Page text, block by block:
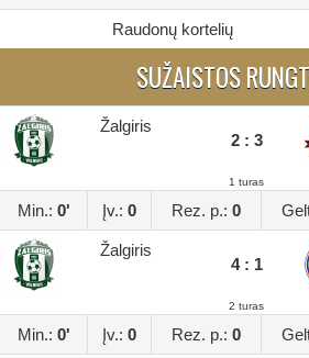
Raudonų kortelių
SUŽAISTOS
Žalgiris
2 : 3
1 turas
Min.: 0' Įv.: 0 Rez. p.: 0
Žalgiris
4 : 1
2 turas
Min.: 0' Įv.: 0 Rez. p.: 0